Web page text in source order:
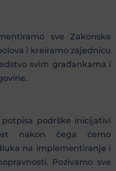
sve Zakonske
i kreiramo zajednicu
svim građankama i
podrške inicijativi
nakon čega ćemo
na implementiranje i
Pozivamo sve